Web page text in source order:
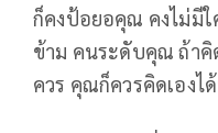
ก็คงป้อยอคุณ คงไม่มีใ
ข้าม คนระดับคุณ ถ้าคิ
ควร คุณก็ควรคิดเองไ